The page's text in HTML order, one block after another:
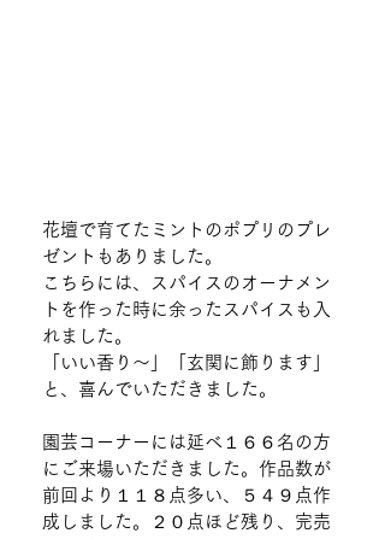
花壇で育てたミントのポプリのプレ
ゼントもありました。
こちらには、スパイスのオーナメン
トを作った時に余ったスパイスも入
れました。
「いい香り～」「玄関に飾ります」
と、喜んでいただきました。
園芸コーナーには延べ１６６名の方
にご来場いただきました。作品数が
前回より１１８点多い、５４９点作
成しました。２０点ほど残り、完売